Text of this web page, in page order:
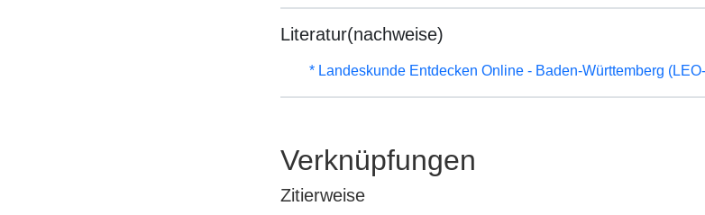
Literatur(nachweise)
* Landeskunde Entdecken Online - Baden-Württemberg
Verknüpfungen
Zitierweise